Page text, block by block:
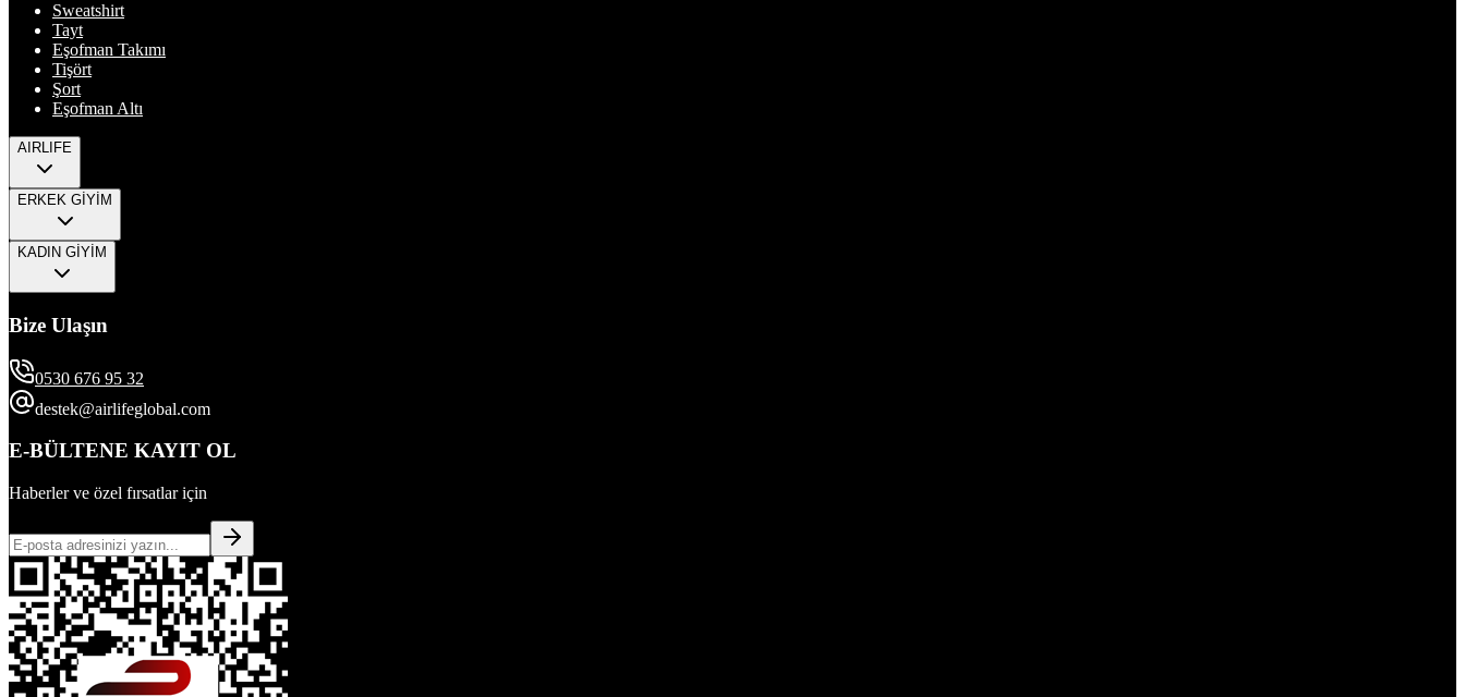
Sweatshirt
Tayt
Eşofman Takımı
Tişört
Şort
Eşofman Altı
AIRLIFE
ERKEK GİYİM
KADIN GİYİM
Bize Ulaşın
0530 676 95 32
destek@airlifeglobal.com
E-BÜLTENE KAYIT OL
Haberler ve özel fırsatlar için